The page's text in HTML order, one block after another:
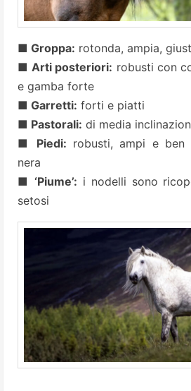
■ Groppa: rotonda, ampia,
■ Arti posteriori: robusti con
e gamba forte
■ Garretti: forti e piatti
■ Pastorali: di media
■ Piedi: robusti, ampi e ben
nera
■ ‘Piume’: i nodelli sono
setosi